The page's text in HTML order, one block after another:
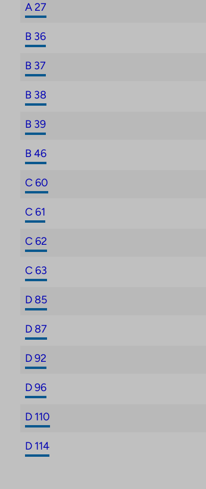
A 27
B 36
B 37
B 38
B 39
B 46
C 60
C 61
C 62
C 63
D 85
D 87
D 92
D 96
D 110
D 114